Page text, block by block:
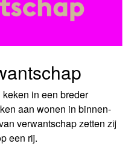
in een breder
aan wonen in binnen-
verwantschap zetten zij
een rij.